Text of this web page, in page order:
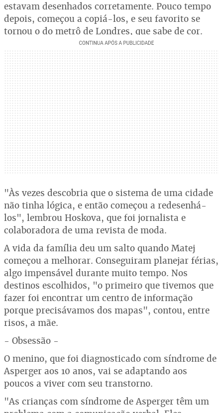
estavam desenhados corretamente. Pouco tempo
depois, começou a copiá-los, e seu favorito se
tornou o do metrô de Londres, que sabe de cor.
"Às vezes descobria que o sistema de uma cidade
não tinha lógica, e então começou a redesenhá-
los", lembrou Hoskova, que foi jornalista e
colaboradora de uma revista de moda.
A vida da família deu um salto quando Matej
começou a melhorar. Conseguiram planejar férias,
algo impensável durante muito tempo. Nos
destinos escolhidos, "o primeiro que tivemos que
fazer foi encontrar um centro de informação
porque precisávamos dos mapas", contou, entre
risos, a mãe.
- Obsessão -
O menino, que foi diagnosticado com síndrome de
Asperger aos 10 anos, vai se adaptando aos
poucos a viver com seu transtorno.
"As crianças com síndrome de Asperger têm um